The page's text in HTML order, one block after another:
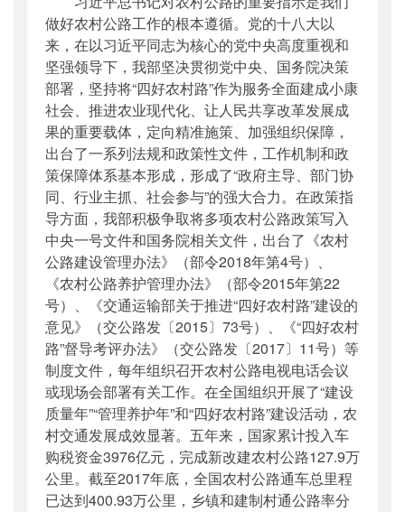
做好农村公路工作的根本遵循。党的十八大以
来，在以习近平同志为核心的党中央高度重视和
坚强领导下，我部坚决贯彻党中央、国务院决策
部署，坚持将“四好农村路”作为服务全面建成小康
社会、推进农业现代化、让人民共享改革发展成
果的重要载体，定向精准施策、加强组织保障，
出台了一系列法规和政策性文件，工作机制和政
策保障体系基本形成，形成了“政府主导、部门协
同、行业主抓、社会参与”的强大合力。在政策指
导方面，我部积极争取将多项农村公路政策写入
中央一号文件和国务院相关文件，出台了《农村
公路建设管理办法》（部令2018年第4号）、
《农村公路养护管理办法》（部令2015年第22
号）、《交通运输部关于推进“四好农村路”建设的
意见》（交公路发〔2015〕73号）、《“四好农村
路”督导考评办法》（交公路发〔2017〕11号）等
制度文件，每年组织召开农村公路电视电话会议
或现场会部署有关工作。在全国组织开展了“建设
质量年”“管理养护年”和“四好农村路”建设活动，农
村交通发展成效显著。五年来，国家累计投入车
购税资金3976亿元，完成新改建农村公路127.9万
公里。截至2017年底，全国农村公路通车总里程
已达到400.93万公里，乡镇和建制村通公路率分